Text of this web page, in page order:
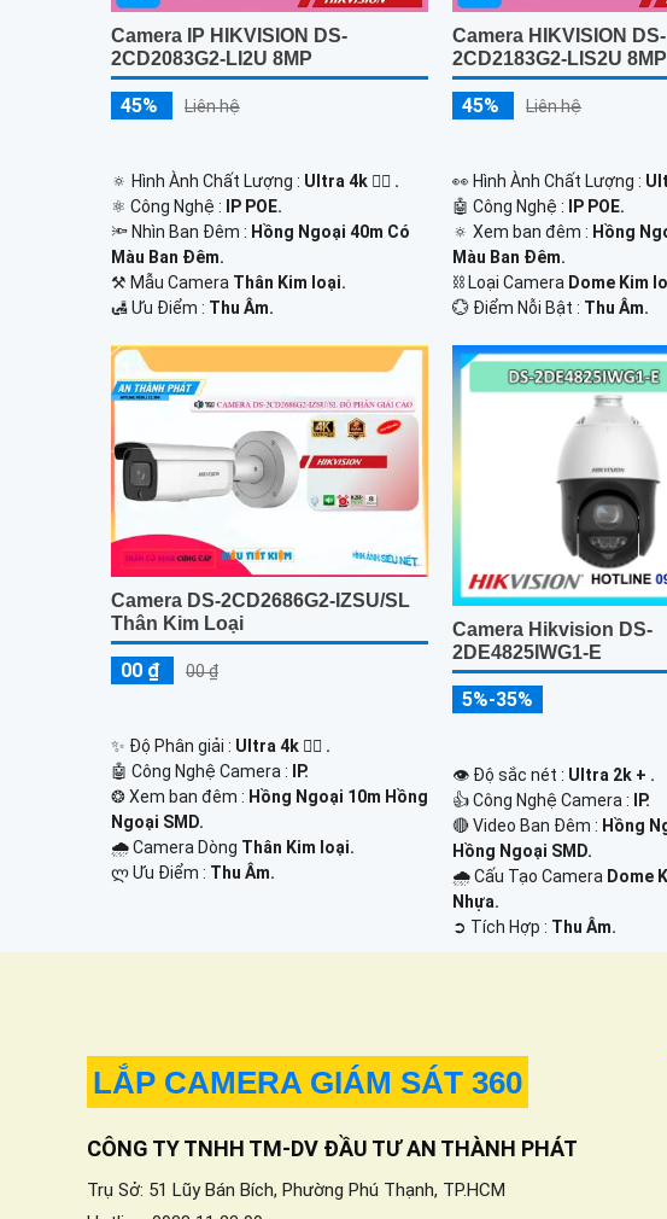
Camera IP HIKVISION DS-
2CD2083G2-LI2U 8MP
45% Liên hệ
🔅 Hình Ành Chất Lượng : Ultra 4k 👍🏾 .
⚛️ Công Nghệ :
IP POE.
🔦 Nhìn Ban Đêm : Hồng Ngoại 40m Có
Màu Ban Ðêm.
⚒ Mẫu Camera Thân Kim loại.
️🛃 Ưu Điểm : Thu Âm.
Camera HIKVISION DS-
2CD2183G2-LIS2U 8MP
45% Liên hệ
️👀 Hình Ành Chất Lượng :
🤖️ Công Nghệ :
IP POE.
🔅 Xem ban đêm : Hồng
Màu Ban Ðêm.
⛓ Loại Camera Dome Kim
️💮 Điểm Nỗi Bật : Thu Âm.
Camera DS-2CD2686G2-IZSU/SL
Thân Kim Loại
00 ₫ 00 ₫
✨ Độ Phân giải : Ultra 4k 👍🏾 .
🤖️ Công Nghệ Camera :
IP.
❂ Xem ban đêm : Hồng Ngoại 10m Hồng
Ngoại SMD.
🌧️ Camera Dòng Thân Kim loại.
️ლ Ưu Điểm : Thu Âm.
Camera Hikvision DS-
2DE4825IWG1-E
5%-35%
👁 Độ sắc nét : Ultra 2k + .
👍 Công Nghệ Camera :
IP.
🔴 Video Ban Đêm : Hồng
Hồng Ngoại SMD.
🌧️ Cấu Tạo Camera Dome
Nhựa.
️➲ Tích Hợp : Thu Âm.
LẮP CAMERA GIÁM SÁT 360
CÔNG TY TNHH TM-DV ĐẦU TƯ AN THÀNH PHÁT
Trụ Sở: 51 Lũy Bán Bích, Phường Phú Thạnh, TP.HCM